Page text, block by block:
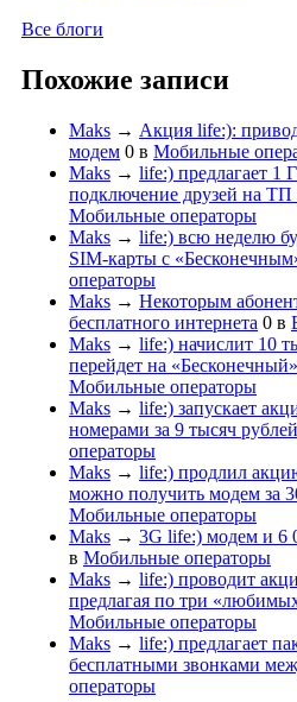
Все блоги
Похожие записи
Maks → Акция life:):
модем 0 в Мобильные
Maks → life:) предлагает 1
подключение друзей на
Мобильные операторы
Maks → life:) всю неделю
SIM-карты с
операторы
Maks → Некоторым
бесплатного интернета 0 в
Maks → life:) начислит 10
перейдет на
Мобильные операторы
Maks → life:) запускает
номерами за 9 тысяч рублей
операторы
Maks → life:) продлил
можно получить модем за
Мобильные операторы
Maks → 3G life:) модем и 6
в Мобильные операторы
Maks → life:) проводит
предлагая по три
Мобильные операторы
Maks → life:) предлагает
бесплатными звонками
операторы